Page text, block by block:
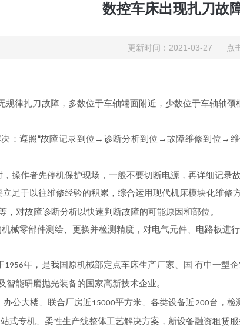
数控车床出现扎刀故
更新时间：2021-03-27 点
规律扎刀故障，多数位于车轴端面附近，少数位于车轴轴
：遵照“故障记录到位→诊断分析到位→故障维修到位→维
，操作者先停机保护现场，一般不要切断电源，再详细记录
立足于以往维修经验的积累，综合运用现代机床模块化维修
，对故障诊断分析以快速判断故障的可能原因和部位。
械零部件测绘、更换并检测精度，对电气元件、电路板进
1956年，是我国原机械部定点车床生产厂家、国 有中一型
智能研磨抛光装备的国家高新技术企业。
公大楼、联合厂房近15000平方米、各类设备近200台，检
式专机、柔性生产线整体工艺解决方案，新设备融资租赁服